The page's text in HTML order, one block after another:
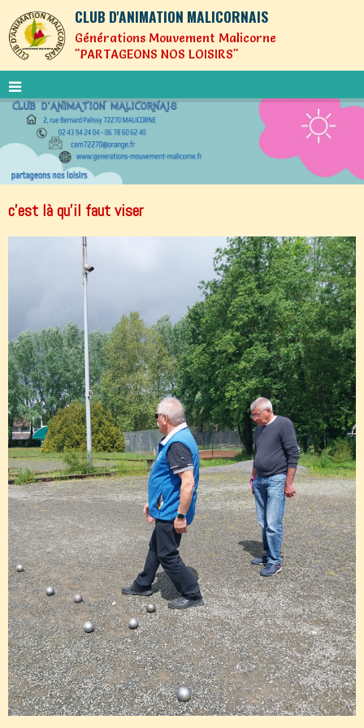
CLUB D'ANIMATION MALICORNAIS
Générations Mouvement Malicorne
"PARTAGEONS NOS LOISIRS"
c'est là qu'il faut viser